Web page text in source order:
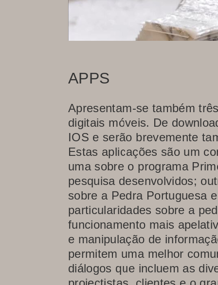
APPS
Apresentam-se também
digitais móveis. De
IOS e serão brevemente
Estas aplicações são um
uma sobre o programa
pesquisa desenvolvidos;
sobre a Pedra Portuguesa
particularidades sobre a
funcionamento mais
e manipulação de
permitem uma melhor
diálogos que incluem as